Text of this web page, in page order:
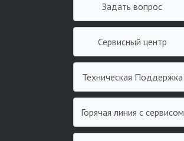
Задать вопрос
Сервисный центр
Техническая Поддержка
Горячая линия с сервисом